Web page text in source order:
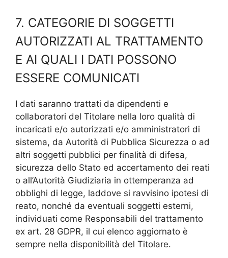
7. CATEGORIE DI SOGGETTI
AUTORIZZATI AL TRATTAMENTO
E AI QUALI I DATI POSSONO
ESSERE COMUNICATI
I dati saranno trattati da dipendenti e
collaboratori del Titolare nella loro qualità di
incaricati e/o autorizzati e/o amministratori di
sistema, da Autorità di Pubblica Sicurezza o ad
altri soggetti pubblici per finalità di difesa,
sicurezza dello Stato ed accertamento dei reati
o all’Autorità Giudiziaria in ottemperanza ad
obblighi di legge, laddove si ravvisino ipotesi di
reato, nonché da eventuali soggetti esterni,
individuati come Responsabili del trattamento
ex art. 28 GDPR, il cui elenco aggiornato è
sempre nella disponibilità del Titolare.